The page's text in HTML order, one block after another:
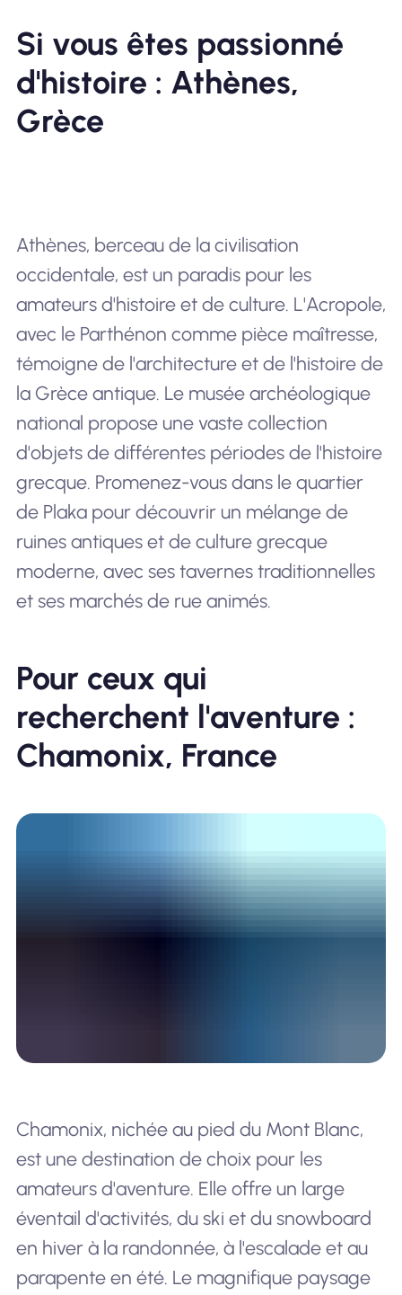
Si vous êtes passionné
d'histoire : Athènes,
Grèce
Athènes, berceau de la civilisation
occidentale, est un paradis pour les
amateurs d'histoire et de culture. L'Acropole,
avec le Parthénon comme pièce maîtresse,
témoigne de l'architecture et de l'histoire de
la Grèce antique. Le musée archéologique
national propose une vaste collection
d'objets de différentes périodes de l'histoire
grecque. Promenez-vous dans le quartier
de Plaka pour découvrir un mélange de
ruines antiques et de culture grecque
moderne, avec ses tavernes traditionnelles
et ses marchés de rue animés.
Pour ceux qui
recherchent l'aventure :
Chamonix, France
Chamonix, nichée au pied du Mont Blanc,
est une destination de choix pour les
amateurs d'aventure. Elle offre un large
éventail d'activités, du ski et du snowboard
en hiver à la randonnée, à l'escalade et au
parapente en été. Le magnifique paysage